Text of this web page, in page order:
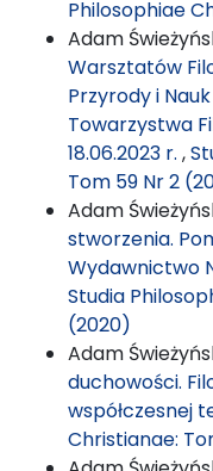
Philosophiae
Adam
Warsztatów
Przyrody i
Towarzystwa
18.06.2023 r. ,
Tom 59 Nr 2
Adam
stworzenia.
Wydawnictwo
Studia
(2020)
Adam
duchowości.
współczesnej
Christianae: